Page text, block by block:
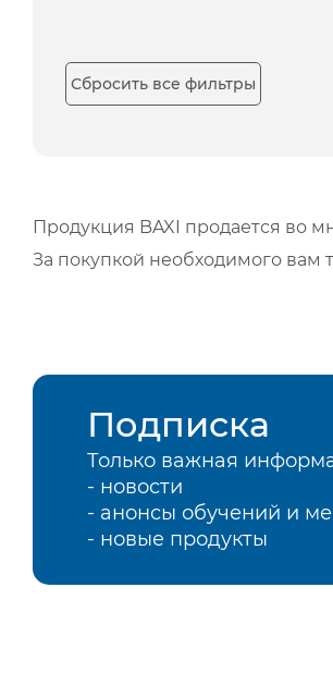
Сбросить все фильтры
Продукция BAXI продается во
За покупкой необходимого
Подписка
Только важная
- новости
- анонсы обучений и
- новые продукты